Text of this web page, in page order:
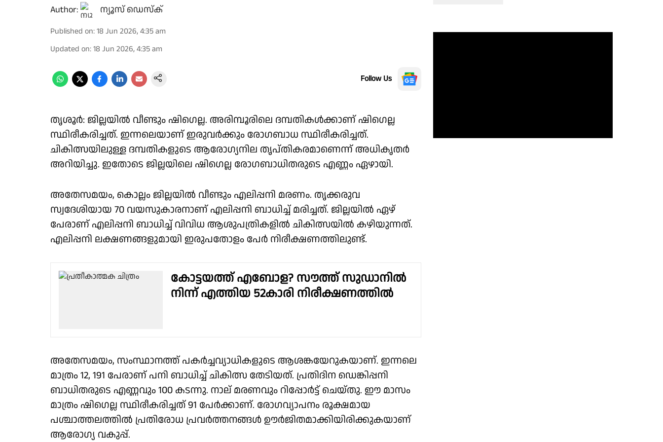
Author: ന്യൂസ് ഡെസ്ക്
Published on:18 Jun 2026, 4:35 am
Updated on:18 Jun 2026, 4:35 am
Follow Us
​തൃശൂർ: ജില്ലയിൽ വീണ്ടും ഷിഗെല്ല. അരിമ്പൂരിലെ ദമ്പതികൾക്കാണ് ഷിഗെല്ല
സ്ഥിരീകരിച്ചത്. ഇന്നലെയാണ് ഇരുവർക്കും രോ​ഗബാധ സ്ഥിരീകരിച്ചത്.
ചികിത്സയിലുള്ള ദമ്പതികളുടെ ആരോഗ്യനില തൃപ്തികരമാണെന്ന് അധികൃതർ
അറിയിച്ചു. ഇതോടെ ജില്ലയിലെ ഷിഗെല്ല രോ​ഗബാധിതരുടെ എണ്ണം ഏഴായി.
അതേസമയം, കൊല്ലം ജില്ലയിൽ വീണ്ടും എലിപ്പനി മരണം. തൃക്കരുവ
സ്വദേശിയായ 70 വയസുകാരനാണ് എലിപ്പനി ബാധിച്ച് മരിച്ചത്. ജില്ലയിൽ ഏഴ്
പേരാണ് എലിപ്പനി ബാധിച്ച് വിവിധ ആശുപത്രികളിൽ ചികിത്സയിൽ കഴിയുന്നത്.
എലിപ്പനി ലക്ഷണങ്ങളുമായി ഇരുപതോളം പേർ നിരീക്ഷണത്തിലുണ്ട്.
കോട്ടയത്ത് എബോള? സൗത്ത് സുഡാനിൽ
നിന്ന് എത്തിയ 52കാരി നിരീക്ഷണത്തിൽ
അതേസമയം, സംസ്ഥാനത്ത് പകർച്ചവ്യാധികളുടെ ആശങ്കയേറുകയാണ്. ഇന്നലെ
മാത്രം 12, 191 പേരാണ് പനി ബാധിച്ച് ചികിത്സ തേടിയത്. പ്രതിദിന ഡെങ്കിപ്പനി
ബാധിതരുടെ എണ്ണവും 100 കടന്നു. നാല് മരണവും റിപ്പോർട്ട് ചെയ്തു. ഈ മാസം
മാത്രം ഷിഗെല്ല സ്ഥിരീകരിച്ചത് 91 പേർക്കാണ്. രോഗവ്യാപനം രൂക്ഷമായ
പശ്ചാത്തലത്തിൽ പ്രതിരോധ പ്രവര്‍ത്തനങ്ങള്‍ ഊർജിതമാക്കിയിരിക്കുകയാണ്
ആരോഗ്യ വകുപ്പ്.